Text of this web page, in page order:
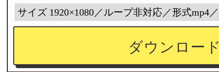
ダウンロー
サイズ 1920×1080／ループ非対応／形式mp4